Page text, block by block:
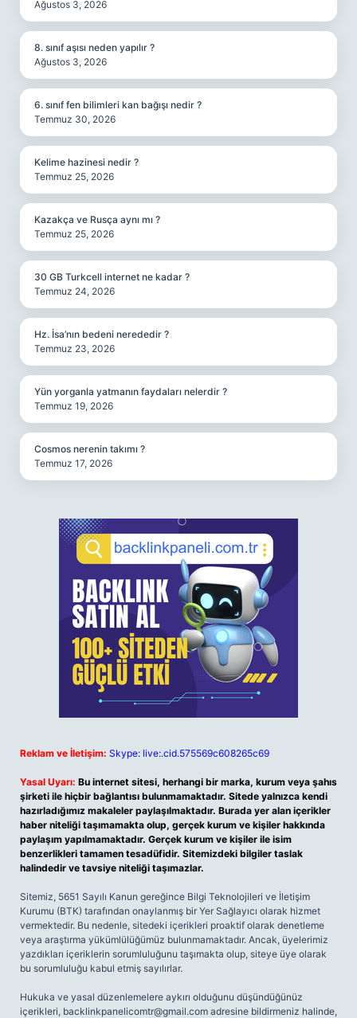
Ağustos 3, 2026
8. sınıf aşısı neden yapılır ?
Ağustos 3, 2026
6. sınıf fen bilimleri kan bağışı nedir ?
Temmuz 30, 2026
Kelime hazinesi nedir ?
Temmuz 25, 2026
Kazakça ve Rusça aynı mı ?
Temmuz 25, 2026
30 GB Turkcell internet ne kadar ?
Temmuz 24, 2026
Hz. İsa’nın bedeni nerededir ?
Temmuz 23, 2026
Yün yorganla yatmanın faydaları nelerdir ?
Temmuz 19, 2026
Cosmos nerenin takımı ?
Temmuz 17, 2026
Reklam ve İletişim: Skype: live:.cid.575569c608265c69
Yasal Uyarı: Bu internet sitesi, herhangi bir marka, kurum veya şahıs
şirketi ile hiçbir bağlantısı bulunmamaktadır. Sitede yalnızca kendi
hazırladığımız makaleler paylaşılmaktadır. Burada yer alan içerikler
haber niteliği taşımamakta olup, gerçek kurum ve kişiler hakkında
paylaşım yapılmamaktadır. Gerçek kurum ve kişiler ile isim
benzerlikleri tamamen tesadüfidir. Sitemizdeki bilgiler taslak
halindedir ve tavsiye niteliği taşımazlar.
Sitemiz, 5651 Sayılı Kanun gereğince Bilgi Teknolojileri ve İletişim
Kurumu (BTK) tarafından onaylanmış bir Yer Sağlayıcı olarak hizmet
vermektedir. Bu nedenle, sitedeki içerikleri proaktif olarak denetleme
veya araştırma yükümlülüğümüz bulunmamaktadır. Ancak, üyelerimiz
yazdıkları içeriklerin sorumluluğunu taşımakta olup, siteye üye olarak
bu sorumluluğu kabul etmiş sayılırlar.
Hukuka ve yasal düzenlemelere aykırı olduğunu düşündüğünüz
içerikleri, backlinkpanelicomtr@gmail.com adresine bildirmeniz halinde,